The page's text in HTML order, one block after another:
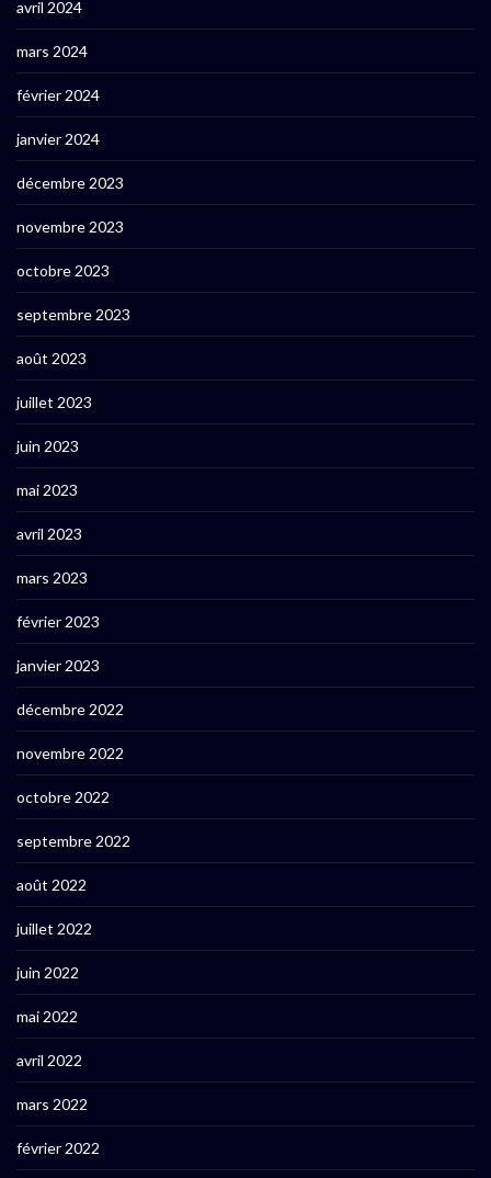
avril 2024
mars 2024
février 2024
janvier 2024
décembre 2023
novembre 2023
octobre 2023
septembre 2023
août 2023
juillet 2023
juin 2023
mai 2023
avril 2023
mars 2023
février 2023
janvier 2023
décembre 2022
novembre 2022
octobre 2022
septembre 2022
août 2022
juillet 2022
juin 2022
mai 2022
avril 2022
mars 2022
février 2022